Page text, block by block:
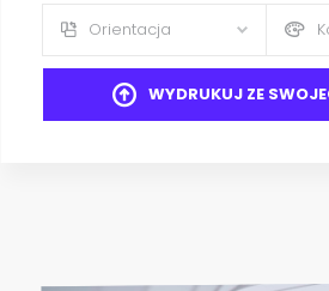
Orientacja
WYDRUKUJ ZE